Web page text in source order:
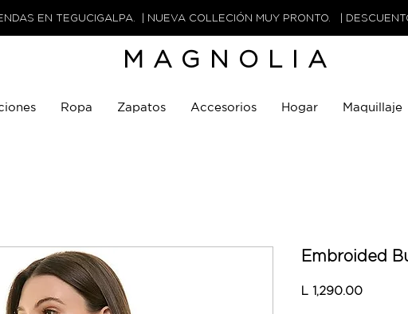
EN TEGUCIGALPA. | NUEVA COLLECIÓN MUY PRONTO. |
MAGNOLIA
Ropa Zapatos Accesorios Hogar Maquillaje
Embroided
L 1,290.00Precio